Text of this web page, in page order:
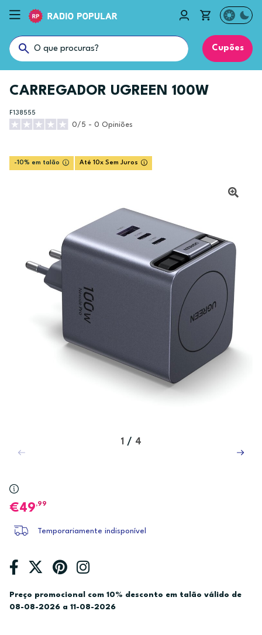
Cupões
CARREGADOR UGREEN 100W
F138555
0/5 - 0 Opiniões
-10% em talão Até 10x Sem Juros
1 / 4
49,99
Temporariamente indisponível
Preço promocional com 10% desconto em talão válido de
08-08-2026 a 11-08-2026